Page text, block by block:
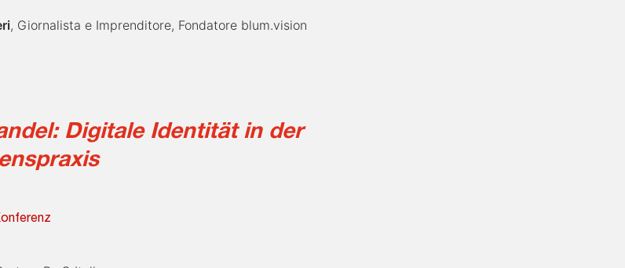
, Giornalista e Imprenditore, Fondatore blum.vision
Digitale Identität in der